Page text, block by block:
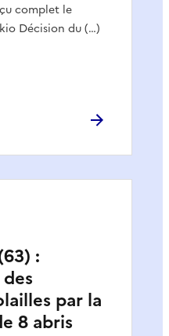
complet le
Décision du (…)
:
par la
8 abris